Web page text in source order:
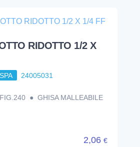
RIDOTTO 1/2 X
24005031
● GHISA MALLEABILE
2,06 €